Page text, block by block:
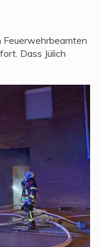
Feuerwehrbeamten
Dass Jülich